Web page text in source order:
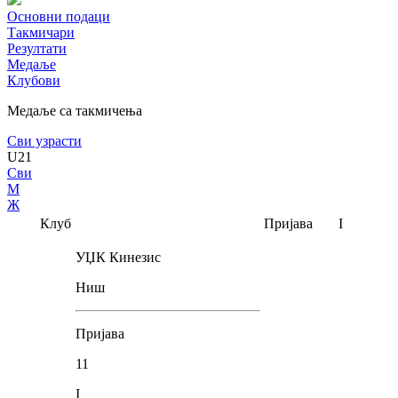
Основни подаци
Такмичари
Резултати
Медаље
Клубови
Медаље са такмичења
Сви узрасти
U21
Сви
М
Ж
Клуб
Пријава I
УЏК Кинезис
Ниш
Пријава
11
I